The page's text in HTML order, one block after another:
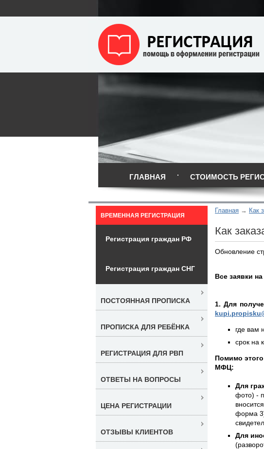
ГЛАВНАЯ СТОИМОСТЬ
Главная Как
Как
Обновление
Все заявки
1. Для
где вам
срок на
Помимо
МФЦ:
Для
фото) -
форма
Для
ВРЕМЕННАЯ РЕГИСТРАЦИЯ
Регистрация граждан РФ
Регистрация граждан СНГ
ПОСТОЯННАЯ ПРОПИСКА
ПРОПИСКА ДЛЯ РЕБЁНКА
РЕГИСТРАЦИЯ ДЛЯ РВП
ОТВЕТЫ НА ВОПРОСЫ
ЦЕНА РЕГИСТРАЦИИ
ОТЗЫВЫ КЛИЕНТОВ